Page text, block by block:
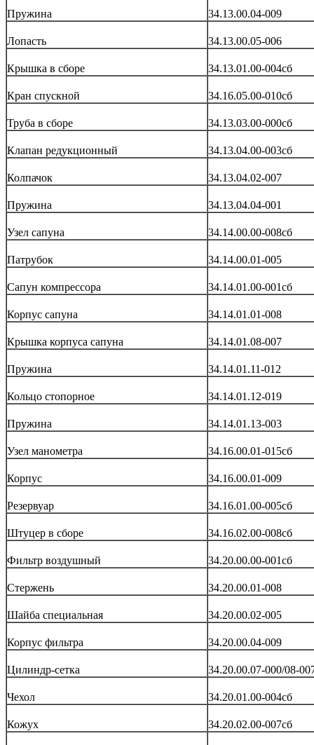
Пружина 34.13.00.04-009
Лопасть 34.13.00.05-006
Крышка в сборе 34.13.01.00-004сб
Кран спускной 34.16.05.00-010сб
Труба в сборе 34.13.03.00-000сб
Клапан редукционный 34.13.04.00-003сб
Колпачок 34.13.04.02-007
Пружина 34.13.04.04-001
Узел сапуна 34.14.00.00-008сб
Патрубок 34.14.00.01-005
Сапун компрессора 34.14.01.00-001сб
Корпус сапуна 34.14.01.01-008
Крышка корпуса сапуна 34.14.01.08-007
Пружина 34.14.01.11-012
Кольцо стопорное 34.14.01.12-019
Пружина 34.14.01.13-003
Узел манометра 34.16.00.01-015сб
Корпус 34.16.00.01-009
Резервуар 34.16.01.00-005сб
Штуцер в сборе 34.16.02.00-008сб
Фильтр воздушный 34.20.00.00-001сб
Стержень 34.20.00.01-008
Шайба специальная 34.20.00.02-005
Корпус фильтра 34.20.00.04-009
Цилиндр-сетка 34.20.00.07-000/08-
Чехол 34.20.01.00-004сб
Кожух 34.20.02.00-007сб